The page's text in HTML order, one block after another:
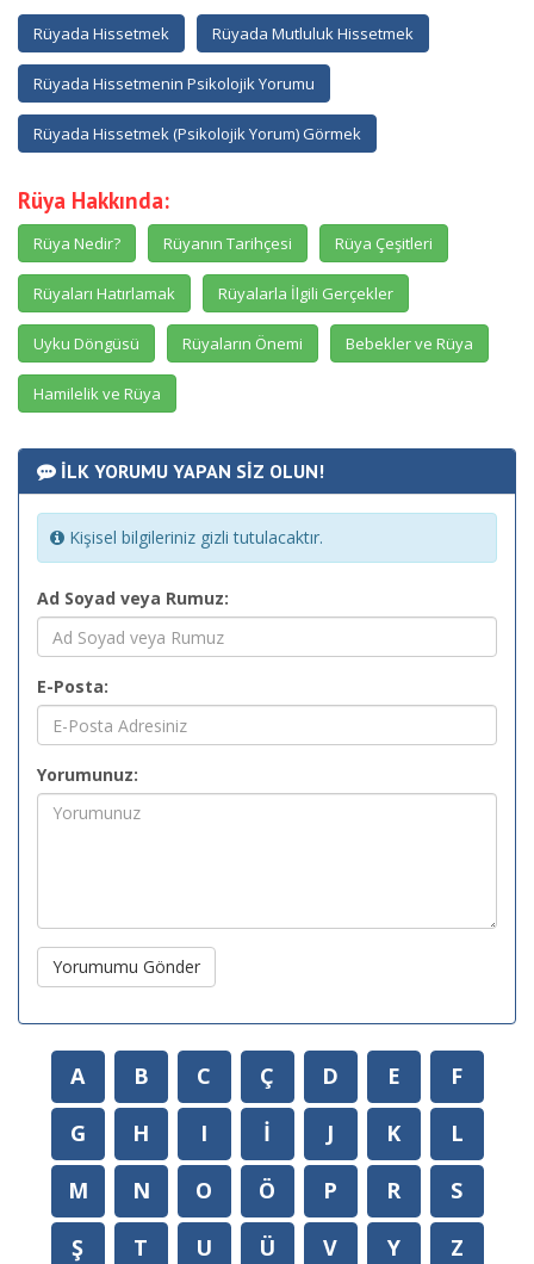
Rüyada Hissetmek Rüyada Mutluluk Hissetmek
Rüyada Hissetmenin Psikolojik Yorumu
Rüyada Hissetmek (Psikolojik Yorum) Görmek
Rüya Hakkında:
Rüya Nedir? Rüyanın Tarihçesi Rüya Çeşitleri
Rüyaları Hatırlamak Rüyalarla İlgili Gerçekler
Uyku Döngüsü Rüyaların Önemi Bebekler ve Rüya
Hamilelik ve Rüya
İLK YORUMU YAPAN SİZ OLUN!
Kişisel bilgileriniz gizli tutulacaktır.
Ad Soyad veya Rumuz:
E-Posta:
Yorumunuz:
Yorumumu Gönder
A B C Ç D E
F
G
H I İ J K
L
M
N O Ö P R
S
Ş
T U Ü V Y Z